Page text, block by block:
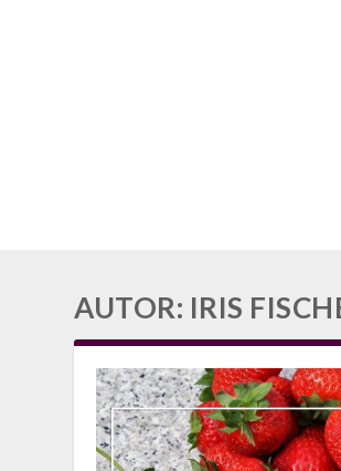
AUTOR: IRIS